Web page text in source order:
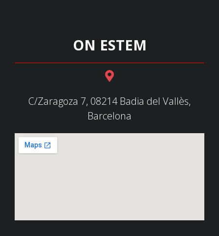
ON ESTEM
C/Zaragoza 7, 08214 Badia del Vallès,
Barcelona